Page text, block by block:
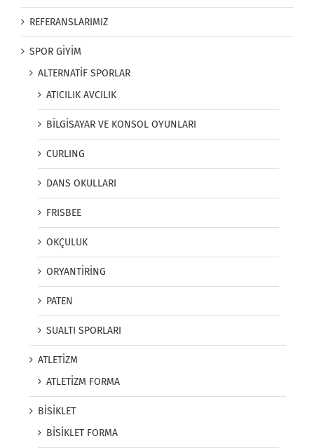
REFERANSLARIMIZ
SPOR GİYİM
ALTERNATİF SPORLAR
ATICILIK AVCILIK
BİLGİSAYAR VE KONSOL OYUNLARI
CURLING
DANS OKULLARI
FRISBEE
OKÇULUK
ORYANTİRİNG
PATEN
SUALTI SPORLARI
ATLETİZM
ATLETİZM FORMA
BİSİKLET
BİSİKLET FORMA